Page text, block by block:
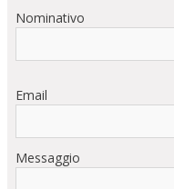
Nominativo
Email
Messaggio